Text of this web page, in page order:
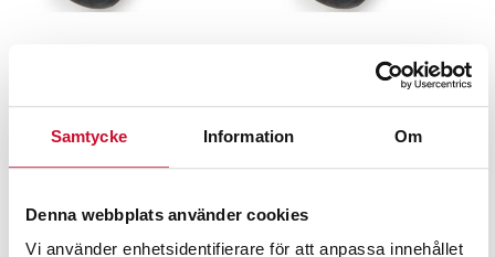
Samtycke Information Om
Denna webbplats använder cookies
Vi använder enhetsidentifierare för att anpassa innehållet
mm slanganslutning
1,360.00kr Exkl. moms
Avgastratt med 75 mm
slanganslutning
1,360.00 Exkl. moms